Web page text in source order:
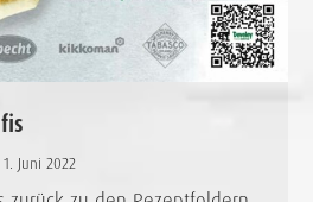
1. Juni 2022